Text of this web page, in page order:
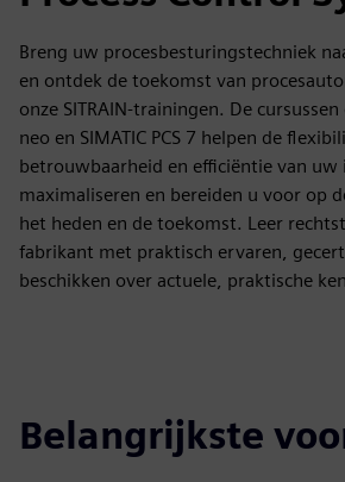
Breng uw procesbesturingstechniek
en ontdek de toekomst van
onze SITRAIN-trainingen. De cursussen
neo en SIMATIC PCS 7 helpen de
betrouwbaarheid en efficiëntie van
maximaliseren en bereiden u voor op
het heden en de toekomst. Leer
fabrikant met praktisch ervaren,
beschikken over actuele, praktische
Belangrijkste